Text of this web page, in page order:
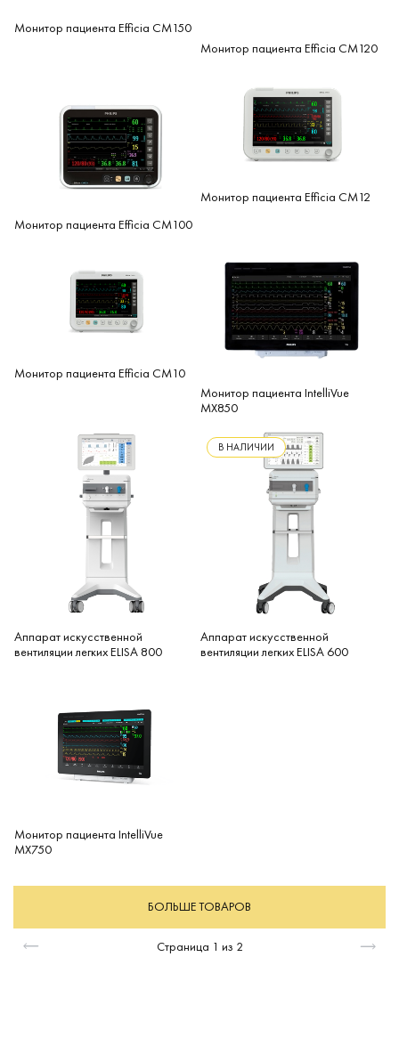
Монитор пациента Efficia CM150
Монитор пациента Efficia CM120
Монитор пациента Efficia CM100
Монитор пациента Efficia CM12
Монитор пациента Efficia CM10
Монитор пациента IntelliVue
MX850
Аппарат искусственной
вентиляции легких ELISA 800
В НАЛИЧИИ
Аппарат искусственной
вентиляции легких ELISA 600
Монитор пациента IntelliVue
MX750
БОЛЬШЕ ТОВАРОВ
Страница 1 из 2